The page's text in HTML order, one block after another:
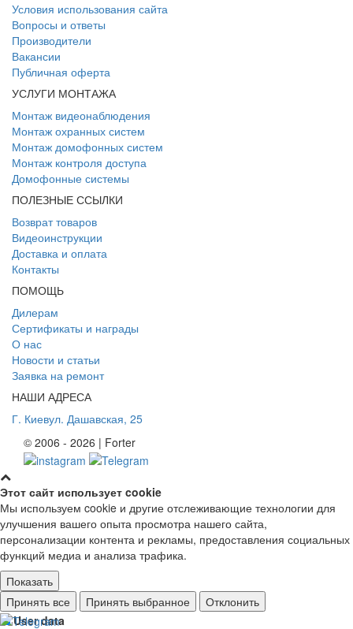
Условия использования сайта
Вопросы и ответы
Производители
Вакансии
Публичная оферта
УСЛУГИ МОНТАЖА
Монтаж видеонаблюдения
Монтаж охранных систем
Монтаж домофонных систем
Монтаж контроля доступа
Домофонные системы
ПОЛЕЗНЫЕ ССЫЛКИ
Возврат товаров
Видеоинструкции
Доставка и оплата
Контакты
ПОМОЩЬ
Дилерам
Сертификаты и награды
О нас
Новости и статьи
Заявка на ремонт
НАШИ АДРЕСА
Г. Киевул. Дашавская, 25
© 2006 - 2026 | Forter
Этот сайт использует cookie
Мы используем cookie и другие отслеживающие технологии для
улучшения вашего опыта просмотра нашего сайта,
персонализации контента и рекламы, предоставления социальных
функций медиа и анализа трафика.
Показать
Ad storage
User data
Принять все Принять выбранное Отклонить